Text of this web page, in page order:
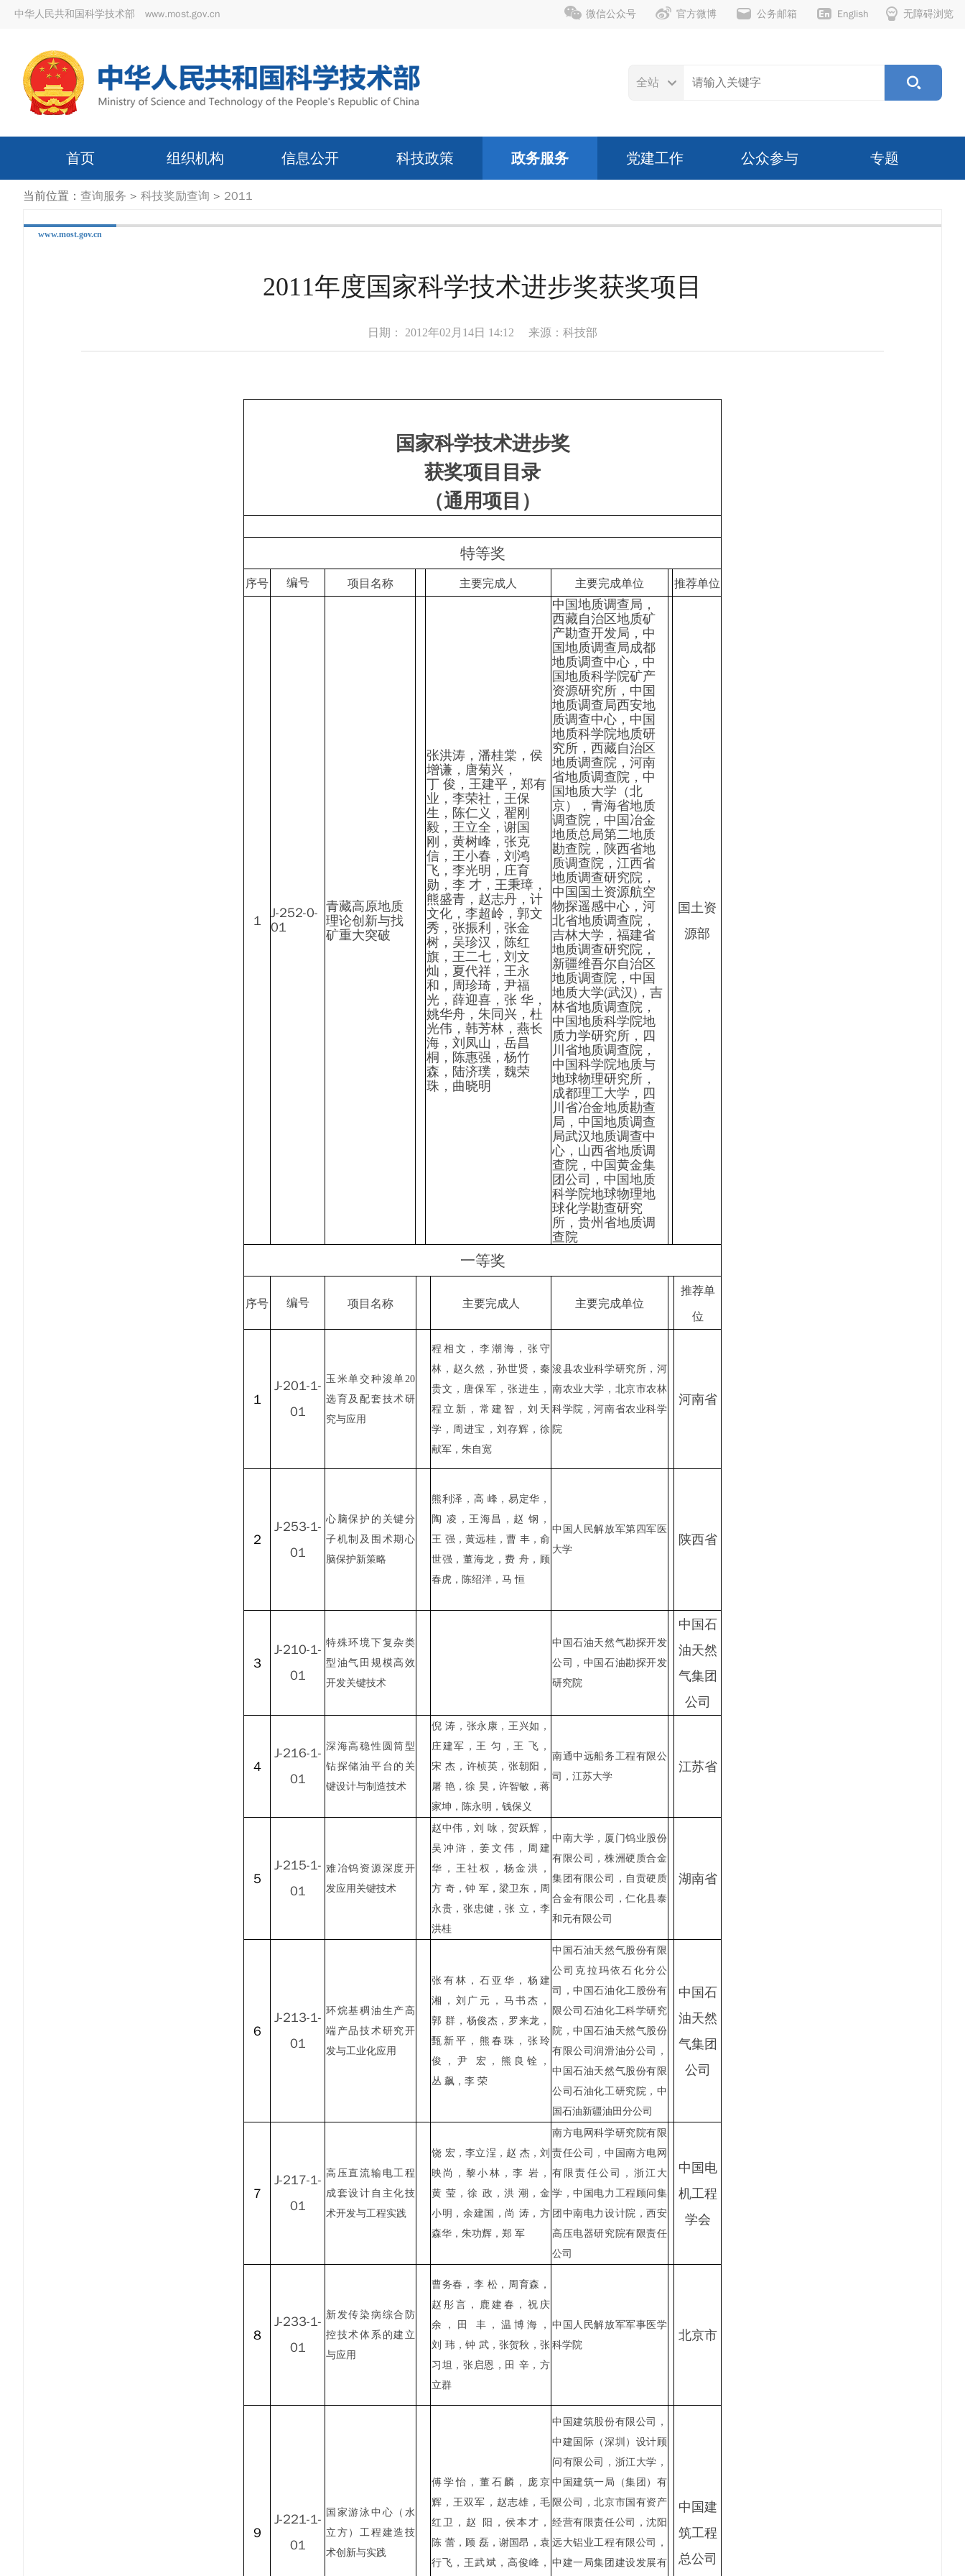
中华人民共和国科学技术部 www.most.gov.cn 无障碍浏览
English
公务邮箱
官方微博
微信公众号
全站
首页 组织机构 信息公开 科技政策 政务服务 党建工作 公众参与 专题
当前位置： 查询服务 > 科技奖励查询 > 2011
www.most.gov.cn
2011年度国家科学技术进步奖获奖项目
日期： 2012年02月14日 14:12 来源：科技部
国家科学技术进步奖
获奖项目目录
（通用项目）
特等奖
序号 编号 项目名称 主要完成人 主要完成单位 推荐单位
1
J-252-0-
01
青藏高原地质
理论创新与找
矿重大突破
张洪涛，潘桂棠，侯
增谦，唐菊兴，
丁 俊，王建平，郑有
业，李荣社，王保
生，陈仁义，翟刚
毅，王立全，谢国
刚，黄树峰，张克
信，王小春，刘鸿
飞，李光明，庄育
勋，李 才，王秉璋，
熊盛青，赵志丹，计
文化，李超岭，郭文
秀，张振利，张金
树，吴珍汉，陈红
旗，王二七，刘文
灿，夏代祥，王永
和，周珍琦，尹福
光，薛迎喜，张 华，
姚华舟，朱同兴，杜
光伟，韩芳林，燕长
海，刘凤山，岳昌
桐，陈惠强，杨竹
森，陆济璞，魏荣
珠，曲晓明
中国地质调查局，
西藏自治区地质矿
产勘查开发局，中
国地质调查局成都
地质调查中心，中
国地质科学院矿产
资源研究所，中国
地质调查局西安地
质调查中心，中国
地质科学院地质研
究所，西藏自治区
地质调查院，河南
省地质调查院，中
国地质大学（北
京），青海省地质
调查院，中国冶金
地质总局第二地质
勘查院，陕西省地
质调查院，江西省
地质调查研究院，
中国国土资源航空
物探遥感中心，河
北省地质调查院，
吉林大学，福建省
地质调查研究院，
新疆维吾尔自治区
地质调查院，中国
地质大学(武汉) ，吉
林省地质调查院，
中国地质科学院地
质力学研究所，四
川省地质调查院，
中国科学院地质与
地球物理研究所，
成都理工大学，四
川省冶金地质勘查
局，中国地质调查
局武汉地质调查中
心，山西省地质调
查院，中国黄金集
团公司，中国地质
科学院地球物理地
球化学勘查研究
所，贵州省地质调
查院
国土资
源部
一等奖
序号 编号 项目名称 主要完成人 主要完成单位
推荐单
位
1
J-201-1-
01
玉米单交种浚单20
选育及配套技术研
究与应用
程相文，李潮海，张守
林，赵久然，孙世贤，秦
贵文，唐保军，张进生，
程立新，常建智，刘天
学，周进宝，刘存辉，徐
献军，朱自宽
浚县农业科学研究所，河
南农业大学，北京市农林
科学院，河南省农业科学
院
河南省
2
J-253-1-
01
心脑保护的关键分
子机制及围术期心
脑保护新策略
熊利泽，高 峰，易定华，
陶 凌，王海昌，赵 钢，
王 强，黄远桂，曹 丰，俞
世强，董海龙，费 舟，顾
春虎，陈绍洋，马 恒
中国人民解放军第四军医
大学
陕西省
3
J-210-1-
01
特殊环境下复杂类
型油气田规模高效
开发关键技术
中国石油天然气勘探开发
公司，中国石油勘探开发
研究院
中国石
油天然
气集团
公司
4
J-216-1-
01
深海高稳性圆筒型
钻探储油平台的关
键设计与制造技术
倪 涛，张永康，王兴如，
庄建军，王 匀，王
飞，
宋 杰，许桢英，张朝阳，
屠 艳，徐 昊，许智敏，蒋
家坤，陈永明，钱保义
南通中远船务工程有限公
司，江苏大学
江苏省
5
J-215-1-
01
难冶钨资源深度开
发应用关键技术
赵中伟，刘 咏，贺跃辉，
吴冲浒，姜文伟，周建
华，王社权，杨金洪，
方 奇，钟 军，梁卫东，周
永贵，张忠健，张 立，李
洪桂
中南大学，厦门钨业股份
有限公司，株洲硬质合金
集团有限公司，自贡硬质
合金有限公司，仁化县泰
和元有限公司
湖南省
6
J-213-1-
01
环烷基稠油生产高
端产品技术研究开
发与工业化应用
张有林，石亚华，杨建
湘，刘广元，马书杰，
郭 群，杨俊杰，罗来龙，
甄新平，熊春珠，张玲
俊，尹
宏，熊良铨，
丛 飙，李 荣
中国石油天然气股份有限
公司克拉玛依石化分公
司，中国石油化工股份有
限公司石油化工科学研究
院，中国石油天然气股份
有限公司润滑油分公司，
中国石油天然气股份有限
公司石油化工研究院，中
国石油新疆油田分公司
中国石
油天然
气集团
公司
7
J-217-1-
01
高压直流输电工程
成套设计自主化技
术开发与工程实践
饶 宏，李立浧，赵 杰，刘
映尚，黎小林，李 岩，
黄 莹，徐 政，洪 潮，金
小明，余建国，尚 涛，方
森华，朱功辉，郑 军
南方电网科学研究院有限
责任公司，中国南方电网
有限责任公司，浙江大
学，中国电力工程顾问集
团中南电力设计院，西安
高压电器研究院有限责任
公司
中国电
机工程
学会
8
J-233-1-
01
新发传染病综合防
控技术体系的建立
与应用
曹务春，李 松，周育森，
赵彤言，鹿建春，祝庆
余，田
丰，温博海，
刘 玮，钟 武，张贺秋，张
习坦，张启恩，田 辛，方
立群
中国人民解放军军事医学
科学院
北京市
9
J-221-1-
01
国家游泳中心（水
立方）工程建造技
术创新与实践
傅学怡，董石麟，庞京
辉，王双军，赵志雄，毛
红卫，赵
阳，侯本才，
陈 蕾，顾 磊，谢国昂，袁
行飞，王武斌，高俊峰，
中国建筑股份有限公司，
中建国际（深圳）设计顾
问有限公司，浙江大学，
中国建筑一局（集团）有
限公司，北京市国有资产
经营有限责任公司，沈阳
远大铝业工程有限公司，
中建一局集团建设发展有
中国建
筑工程
总公司